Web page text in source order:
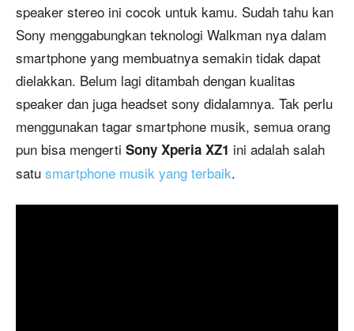
speaker stereo ini cocok untuk kamu. Sudah tahu kan
Sony menggabungkan teknologi Walkman nya dalam
smartphone yang membuatnya semakin tidak dapat
dielakkan. Belum lagi ditambah dengan kualitas
speaker dan juga headset sony didalamnya. Tak perlu
menggunakan tagar smartphone musik, semua orang
pun bisa mengerti Sony Xperia XZ1 ini adalah salah
satu smartphone musik yang terbaik.